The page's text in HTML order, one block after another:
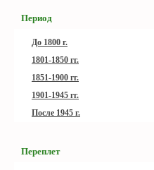
Период
До 1800 г.
1801-1850 гг.
1851-1900 гг.
1901-1945 гг.
После 1945 г.
Переплет